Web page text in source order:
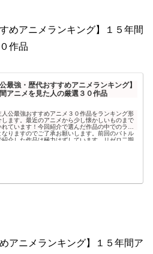
めアニメランキング】１５年間
作品
公最強・歴代おすすめアニメランキング】
アニメを見た人の厳選３０作品
人公最強おすすめアニメ３０作品をランキング形
します。最近のアニメから少し懐かしいものまで
れています！今回紹介で選んだ作品の中でのラン
なりますのでご了承お願いします。前回のバトル
紹介した作品は極力はずしています。リゼロ二期
アニメランキング】１５年間ア